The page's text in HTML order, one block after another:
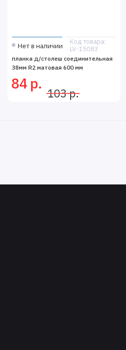
Нет в наличии
Код товара:
LV-15083
планка д/столеш соединительная
38мм R2 матовая 600 мм
84 р.
103 р.